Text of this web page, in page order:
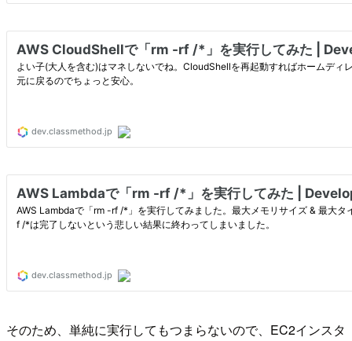
そのため、単純に実行してもつまらないので、EC2インスタ